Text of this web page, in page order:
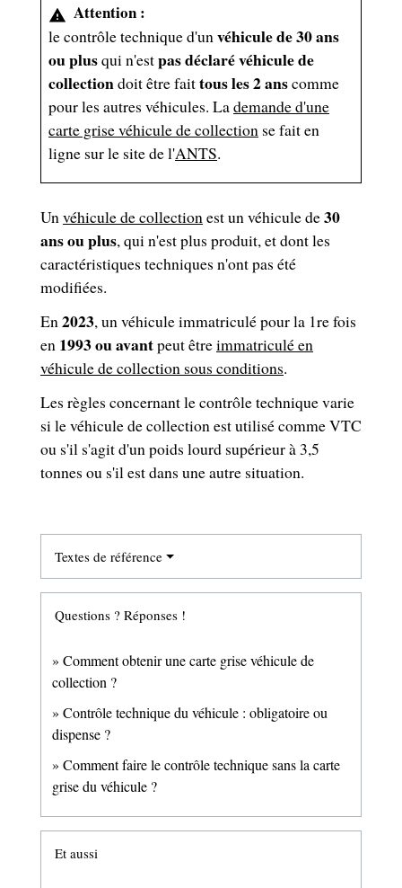
warning Attention :
le contrôle technique d'un véhicule de 30 ans
ou plusqui n'estpas déclaré véhicule de
collectiondoit être faittous les 2 anscomme
pour les autres véhicules. Lademande d'une
carte grise véhicule de collection se fait en
ligne sur le site de l'ANTS.
Unvéhicule de collectionest un véhicule de30
ans ou plus, qui n'est plus produit, et dont les
caractéristiques techniques n'ont pas été
modifiées.
En2023, un véhicule immatriculé pour la 1refois
en 1993 ou avantpeut êtreimmatriculé en
véhicule de collection sous conditions.
Les règles concernant le contrôle technique varie
si le véhicule de collection est utilisé comme VTC
ou s'il s'agit d'un poids lourd supérieur à 3,5
tonnes ou s'il est dans une autre situation.
Textes de référence
Questions ? Réponses !
Comment obtenir une carte grise véhicule de
collection ?
Contrôle technique du véhicule : obligatoire ou
dispense ?
Comment faire le contrôle technique sans la carte
grise du véhicule ?
Et aussi